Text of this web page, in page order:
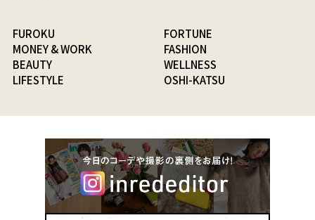
FUROKU
FORTUNE
MONEY & WORK
FASHION
BEAUTY
WELLNESS
LIFESTYLE
OSHI-KATSU